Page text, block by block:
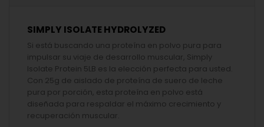
SIMPLY ISOLATE HYDROLYZED
Si está buscando una proteína en polvo pura para
impulsar su viaje de desarrollo muscular, Simply
Isolate Protein 5LB es la elección perfecta para usted.
Con 25g de aislado de proteína de suero de leche
pura por porción, esta proteína en polvo está
diseñada para respaldar el máximo crecimiento y
recuperación muscular.